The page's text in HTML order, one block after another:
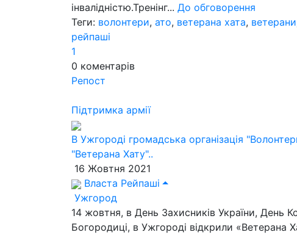
інвалідністю.Тренінг... До обговорення
Теги: волонтери, ато, ветерана хата, ветерани
рейпаші
1
0 коментарів
Репост
Підтримка армії
В Ужгороді громадська організація
"Ветерана Хату"..
16 Жовтня 2021
Власта Рейпаші
Ужгород
14 жовтня, в День Захисників України, День
Богородиці, в Ужгороді відкрили «Ветерана